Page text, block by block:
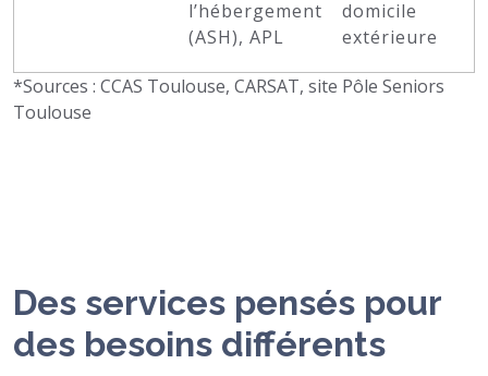
l’hébergement
(ASH), APL
domicile
extérieure
*Sources : CCAS Toulouse, CARSAT, site Pôle Seniors
Toulouse
Des services pensés pour
des besoins différents